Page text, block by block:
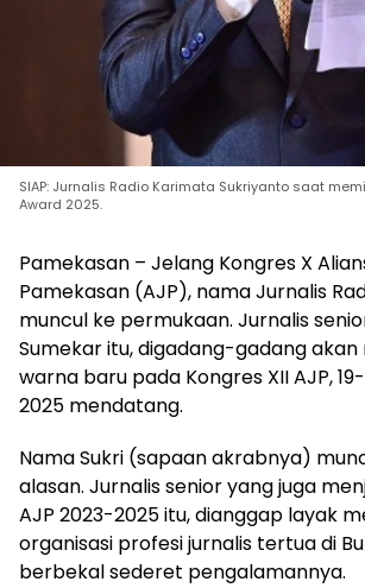
SIAP: Jurnalis Radio Karimata Sukriyanto saat
Award 2025.
Pamekasan – Jelang Kongres X
Pamekasan (AJP), nama Jurnalis
muncul ke permukaan. Jurnalis
Sumekar itu, digadang-gadang
warna baru pada Kongres XII AJP,
2025 mendatang.
Nama Sukri (sapaan akrabnya)
alasan. Jurnalis senior yang juga
AJP 2023-2025 itu, dianggap layak
organisasi profesi jurnalis tertua di
berbekal sederet pengalamannya.